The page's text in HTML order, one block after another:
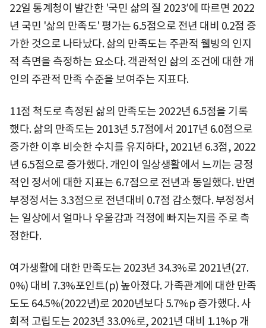
22일 통계청이 발간한 '국민 삶의 질 2023′에 따르면 2022
년 국민 '삶의 만족도' 평가는 6.5점으로 전년 대비 0.2점 증
가한 것으로 나타났다. 삶의 만족도는 주관적 웰빙의 인지
적 측면을 측정하는 요소다. 객관적인 삶의 조건에 대한 개
인의 주관적 만족 수준을 보여주는 지표다.
11점 척도로 측정된 삶의 만족도는 2022년 6.5점을 기록
했다. 삶의 만족도는 2013년 5.7점에서 2017년 6.0점으로
증가한 이후 비슷한 수치를 유지하다, 2021년 6.3점, 2022
년 6.5점으로 증가했다. 개인이 일상생활에서 느끼는 긍정
적인 정서에 대한 지표는 6.7점으로 전년과 동일했다. 반면
부정정서는 3.3점으로 전년대비 0.7점 감소했다. 부정정서
는 일상에서 얼마나 우울감과 걱정에 빠지는지를 주로 측
정한다.
여가생활에 대한 만족도는 2023년 34.3%로 2021년(27.
0%) 대비 7.3%포인트(p) 높아졌다. 가족관계에 대한 만족
도도 64.5%(2022년)로 2020년보다 5.7%p 증가했다. 사
회적 고립도는 2023년 33.0%로, 2021년 대비 1.1%p 개